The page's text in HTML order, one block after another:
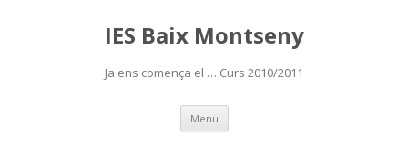
IES Baix Montseny
Ja ens comença el … Curs 2010/2011
Menu Skip
content